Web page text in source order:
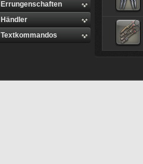
Errungenschaften
Händler
Textkommandos